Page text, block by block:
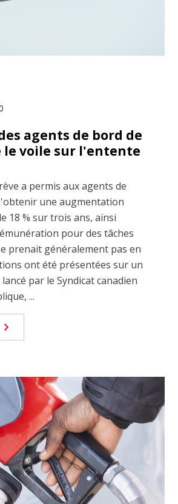
agents de bord de
le voile sur l'entente
a permis aux agents de
une augmentation
18 % sur trois ans, ainsi
pour des tâches
prenait généralement pas en
ont été présentées sur un
par le Syndicat canadien
...